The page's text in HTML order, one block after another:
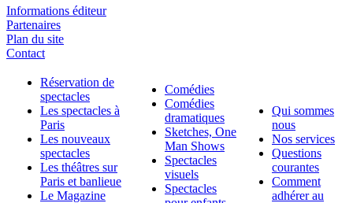
Informations éditeur
Partenaires
Plan du site
Contact
Réservation de
spectacles
Les spectacles à
Paris
Les nouveaux
spectacles
Les théâtres sur
Paris et banlieue
Le Magazine
Comédies
Comédies
dramatiques
Sketches, One
Man Shows
Spectacles
visuels
Spectacles
Qui sommes
nous
Nos services
Questions
courantes
Comment
adhérer au